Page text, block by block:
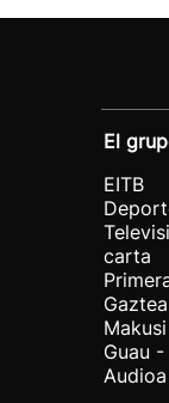
El
EITB
carta
Gaztea
Makusi
Guau
Audioa